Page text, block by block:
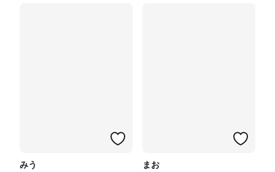
みう まお